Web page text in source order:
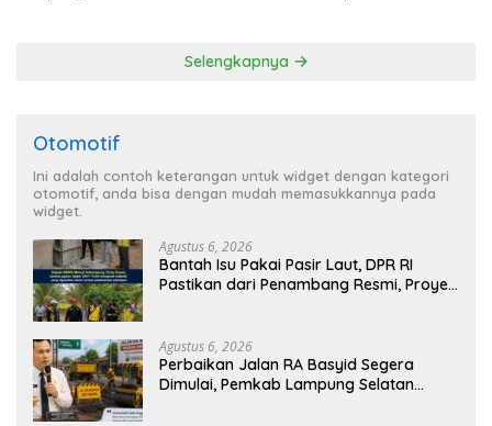
Selengkapnya
Otomotif
Ini adalah contoh keterangan untuk widget dengan kategori
otomotif, anda bisa dengan mudah memasukkannya pada
widget.
Agustus 6, 2026
Bantah Isu Pakai Pasir Laut, DPR RI
Pastikan dari Penambang Resmi, Proyek
Agustus 6, 2026
Perbaikan Jalan RA Basyid Segera
Dimulai, Pemkab Lampung Selatan